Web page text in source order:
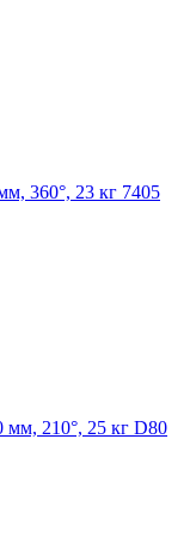
360°, 23 кг 7405
мм, 210°, 25 кг D80